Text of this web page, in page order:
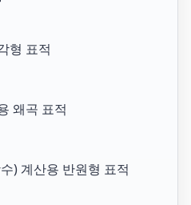
형 표적
왜곡 표적
) 계산용 반원형 표적